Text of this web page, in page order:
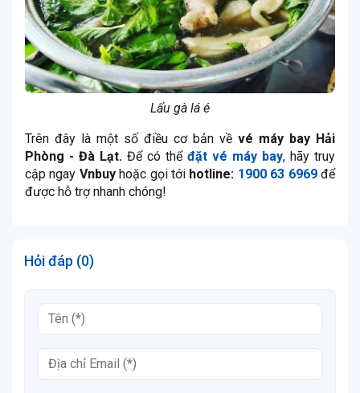
Lẩu gà lá é
Trên đây là một số điều cơ bản về vé máy bay Hải
Phòng - Đà Lạt. Để có thể đặt vé máy bay, hãy truy
cập ngay Vnbuyhoặc gọi tới hotline: 1900 63 6969để
được hỗ trợ nhanh chóng!
Hỏi đáp (0)